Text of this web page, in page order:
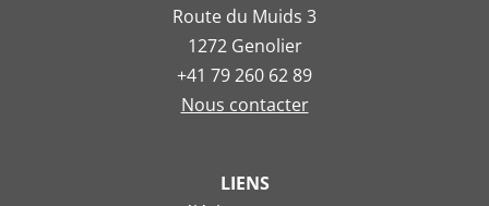
Route du Muids 3
1272 Genolier
+41 79 260 62 89
Nous contacter
LIENS